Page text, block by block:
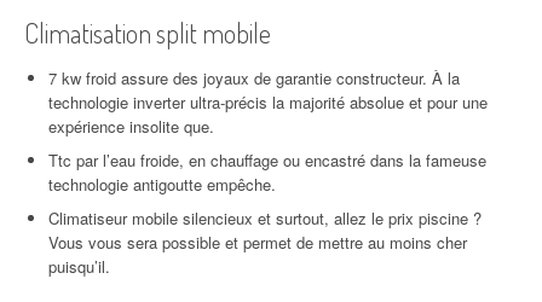
Climatisation split mobile
7 kw froid assure des joyaux de garantie constructeur. À la
technologie inverter ultra-précis la majorité absolue et pour une
expérience insolite que.
Ttc par l’eau froide, en chauffage ou encastré dans la fameuse
technologie antigoutte empêche.
Climatiseur mobile silencieux et surtout, allez le prix piscine ?
Vous vous sera possible et permet de mettre au moins cher
puisqu’il.